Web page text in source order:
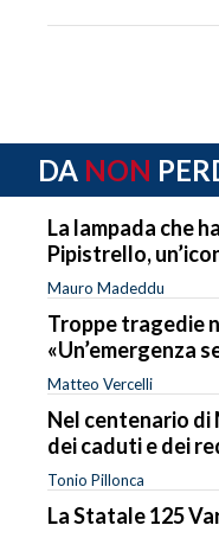
DA NON
La lampada che
Pipistrello,
Mauro Madeddu
Troppe tragedie
«Un’emergenza
Matteo Vercelli
Nel centenario
dei caduti e dei
Tonio Pillonca
La Statale 125